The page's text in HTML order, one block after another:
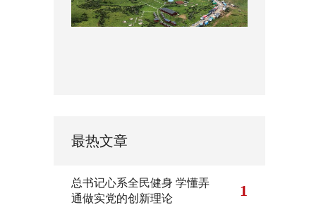
最热文章
总书记心系全民健身 学懂弄
通做实党的创新理论
1